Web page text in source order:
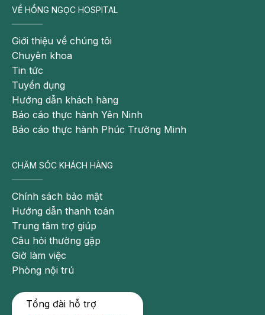
VỀ HỒNG NGỌC HOSPITAL
Giới thiệu về chúng tôi
Chuyên khoa
Tin tức
Tuyển dụng
Hướng dẫn khách hàng
Báo cáo thực hành Yên Ninh
Báo cáo thực hành Phúc Trường Minh
CHĂM SÓC KHÁCH HÀNG
Chính sách bảo mật
Hướng dẫn thanh toán
Trung tâm trợ giúp
Câu hỏi thường gặp
Giờ làm việc
Phòng nội trú
Tổng đài hỗ trợ